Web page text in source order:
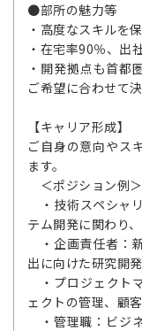
●部所の魅力等
・高度なスキルを
・在宅率90％、出
・開発拠点も首都
ご希望に合わせて
【キャリア形成】
ご自身の意向やス
ます。
＜ポジション例＞
・技術スペシャ
テム開発に関わり
・企画責任者：
出に向けた研究開
・プロジェクト
ェクトの管理、顧
・管理職：ビジ